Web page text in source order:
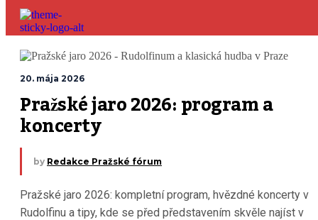
20. mája 2026
Pražské jaro 2026: program a
koncerty
by Redakce Pražské fórum
Pražské jaro 2026: kompletní program, hvězdné koncerty v
Rudolfinu a tipy, kde se před představením skvěle najíst v